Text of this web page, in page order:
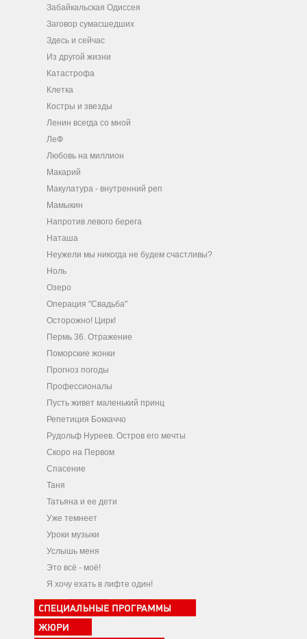
Забайкальская Одиссея
Заговор сумасшедших
Здесь и сейчас
Из другой жизни
Катастрофа
Клетка
Костры и звезды
Ленин всегда со мной
ЛеФ
Любовь на миллион
Макарий
Макулатура - внутренний реп
Мамыкин
Напротив левого берега
Наташа
Неужели мы никогда не будем счастливы?
Ноль
Озеро
Операция "Свадьба"
Осторожно! Цирк!
Пермь 36. Отражение
Поморские жонки
Прогноз погоды
Профессионалы
Пусть живет маленький принц
Репетиция Боккаччо
Рудольф Нуреев. Остров его мечты
Скоро на Первом
Спасение
Таня
Татьяна и ее дети
Уже темнеет
Уроки музыки
Услышь меня
Это всё - моё!
Я хочу ехать в лифте один!